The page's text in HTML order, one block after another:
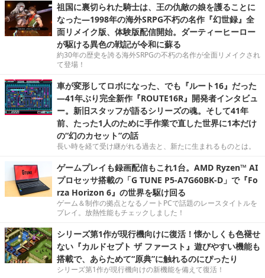
祖国に裏切られた騎士は、王の仇敵の娘を護ることに
なった―1998年の海外SRPG不朽の名作『幻世録』全
面リメイク版、体験版配信開始。ダーティーヒーロー
が駆ける異色の戦記が令和に蘇る
約30年の歴史を誇る海外SRPGの不朽の名作が全面リメイクされ
て登場！
車が変形してロボになった、でも『ルート16』だった
―41年ぶり完全新作『ROUTE16R』開発者インタビュ
ー。新旧スタッフが語るシリーズの魂。そして41年
前、たった1人のために手作業で直した世界に1本だけ
の“幻のカセット”の話
長い時を経て受け継がれる過去と、新たに生まれるものとは。
ゲームプレイも録画配信もこれ1台。AMD Ryzen™ AI
プロセッサ搭載の「G TUNE P5-A7G60BK-D」で『Fo
rza Horizon 6』の世界を駆け回る
ゲーム＆制作の拠点となるノートPCで話題のレースタイトルを
プレイ。放熱性能もチェックしました！
シリーズ第1作が現行機向けに復活！懐かしくも色褪せ
ない『カルドセプト ザ ファースト』遊びやすい機能も
搭載で、あらためて“原典”に触れるのにぴったり
シリーズ第1作が現行機向けの新機能を備えて復活！